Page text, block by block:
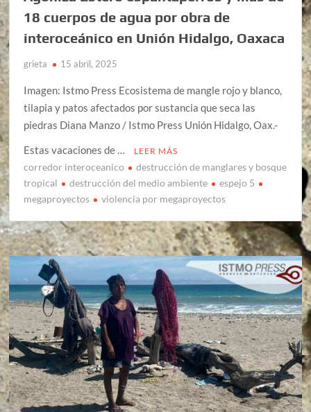
18 cuerpos de agua por obra de
interoceánico en Unión Hidalgo, Oaxaca
grieta 15 abril, 2025
Imagen: Istmo Press Ecosistema de mangle rojo y blanco,
tilapia y patos afectados por sustancia que seca las
piedras Diana Manzo / Istmo Press Unión Hidalgo, Oax.-
Estas vacaciones de …
LEER MÁS
corredor interoceanico
destrucción de manglares y bosque
tropical
destrucción del medio ambiente
espejo 5
megaproyectos
violencia por megaproyectos